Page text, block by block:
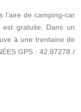
l’aire de camping-car
gratuite. Dans un
à une trentaine de
GPS : 42.87278 /